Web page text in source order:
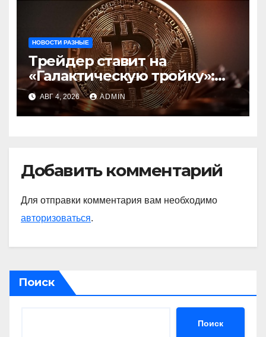
НОВОСТИ РАЗНЫЕ
Трейдер ставит на
«Галактическую тройку»:
Circle, Coinbase и ETH
АВГ 4, 2026 ADMIN
Добавить комментарий
Для отправки комментария вам необходимо
авторизоваться.
Поиск
Поиск